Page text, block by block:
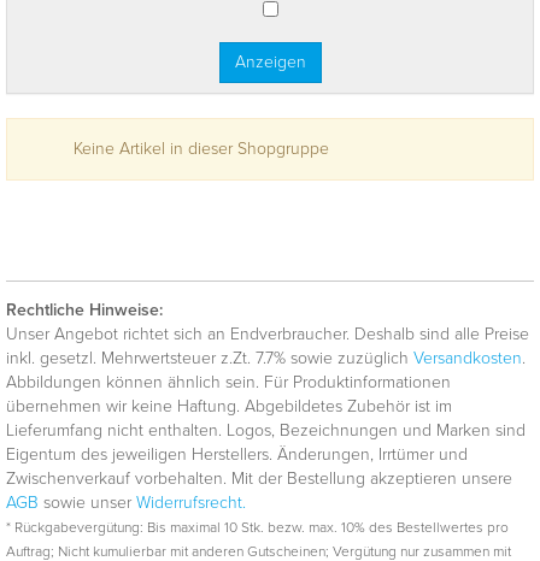
Keine Artikel in dieser Shopgruppe
Rechtliche Hinweise:
Unser Angebot richtet sich an Endverbraucher. Deshalb sind alle Preise
inkl. gesetzl. Mehrwertsteuer z.Zt. 7.7% sowie zuzüglich Versandkosten.
Abbildungen können ähnlich sein. Für Produktinformationen
übernehmen wir keine Haftung. Abgebildetes Zubehör ist im
Lieferumfang nicht enthalten. Logos, Bezeichnungen und Marken sind
Eigentum des jeweiligen Herstellers. Änderungen, Irrtümer und
Zwischenverkauf vorbehalten. Mit der Bestellung akzeptieren unsere
AGB sowie unser Widerrufsrecht.
* Rückgabevergütung: Bis maximal 10 Stk. bezw. max. 10% des Bestellwertes pro
Auftrag; Nicht kumulierbar mit anderen Gutscheinen; Vergütung nur zusammen mit